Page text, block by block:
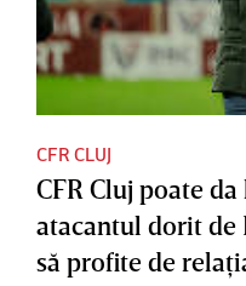
CFR CLUJ
CFR Cluj poate
atacantul dorit de
să profite de